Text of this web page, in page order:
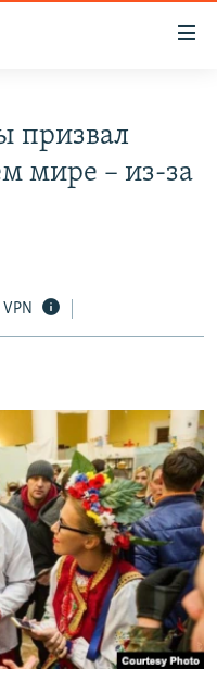
призвал
мире – из-за